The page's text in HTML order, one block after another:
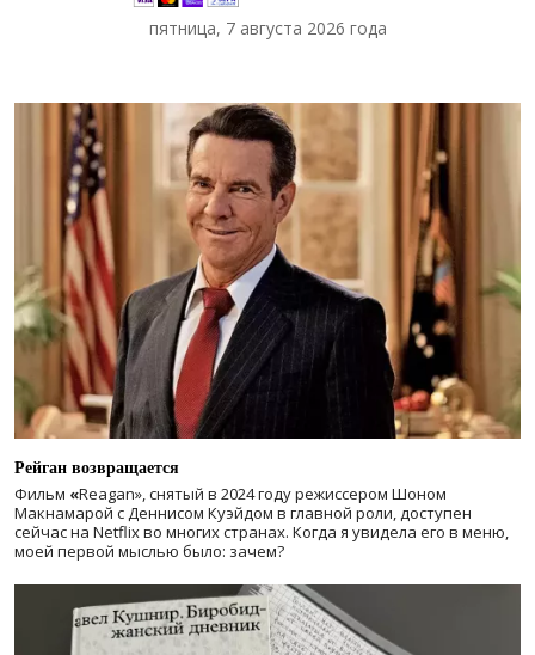
пятница, 7 августа 2026 года
Рейган возвращается
Фильм «Reagan», снятый в 2024 годурежиссером Шоном
Макнамарой с Деннисом Куэйдом в главной роли, доступен
сейчас на Netflix во многих странах. Когда я увидела его в меню,
моей первой мыслью было: зачем?